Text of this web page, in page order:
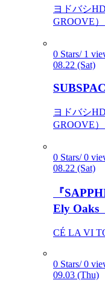
ヨドバシ
GROOVE
0 Stars/ 1
08.22 (Sat)
ヨドバシ
GROOVE
0 Stars/ 0
08.22 (Sat)
『
Ely Oaks
CÉ LA VI
0 Stars/ 0
09.03 (Thu)